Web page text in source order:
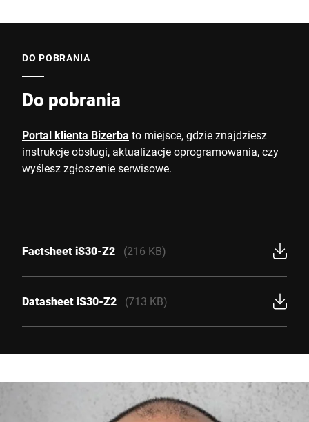
DO POBRANIA
Do pobrania
Portal klienta Bizerba to miejsce, gdzie znajdziesz
instrukcje obsługi, aktualizacje oprogramowania, czy
wyślesz zgłoszenie serwisowe.
Factsheet iS30-Z2 (216 KB)
Datasheet iS30-Z2 (713 KB)